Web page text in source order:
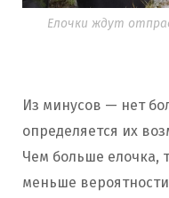
Елочки ждут
Из минусов — нет
определяется их
Чем больше елочка,
меньше